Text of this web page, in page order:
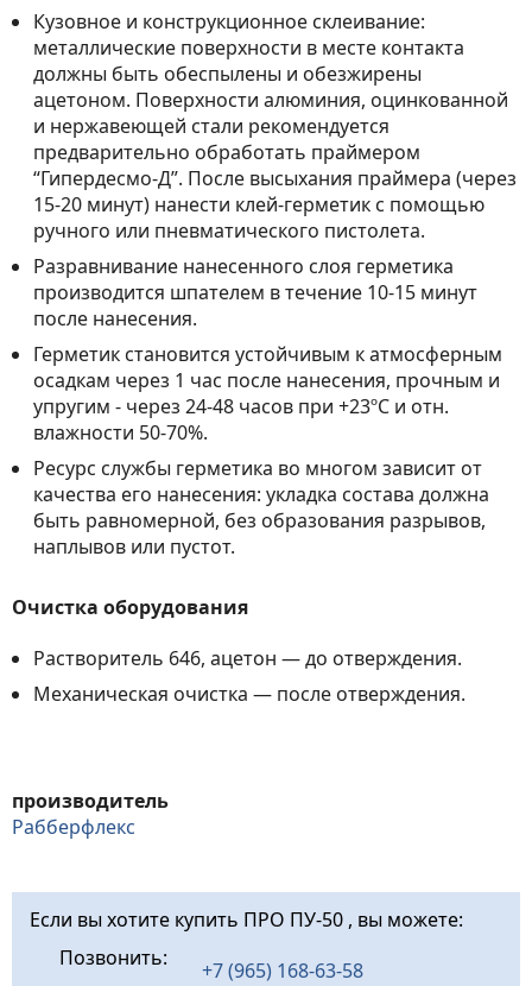
Кузовное и конструкционное склеивание:
металлические поверхности в месте контакта
должны быть обеспылены и обезжирены
ацетоном. Поверхности алюминия, оцинкованной
и нержавеющей стали рекомендуется
предварительно обработать праймером
“Гипердесмо-Д”. После высыхания праймера (через
15-20 минут) нанести клей-герметик с помощью
ручного или пневматического пистолета.
Разравнивание нанесенного слоя герметика
производится шпателем в течение 10-15 минут
после нанесения.
Герметик становится устойчивым к атмосферным
осадкам через 1 час после нанесения, прочным и
упругим - через 24-48 часов при +23ºС и отн.
влажности 50-70%.
Ресурс службы герметика во многом зависит от
качества его нанесения: укладка состава должна
быть равномерной, без образования разрывов,
наплывов или пустот.
Очистка оборудования
Растворитель 646, ацетон — до отверждения.
Механическая очистка — после отверждения.
производитель
Рабберфлекс
Если вы хотите купить ПРО ПУ-50 , вы можете:
Позвонить:
+7 (965) 168-63-58